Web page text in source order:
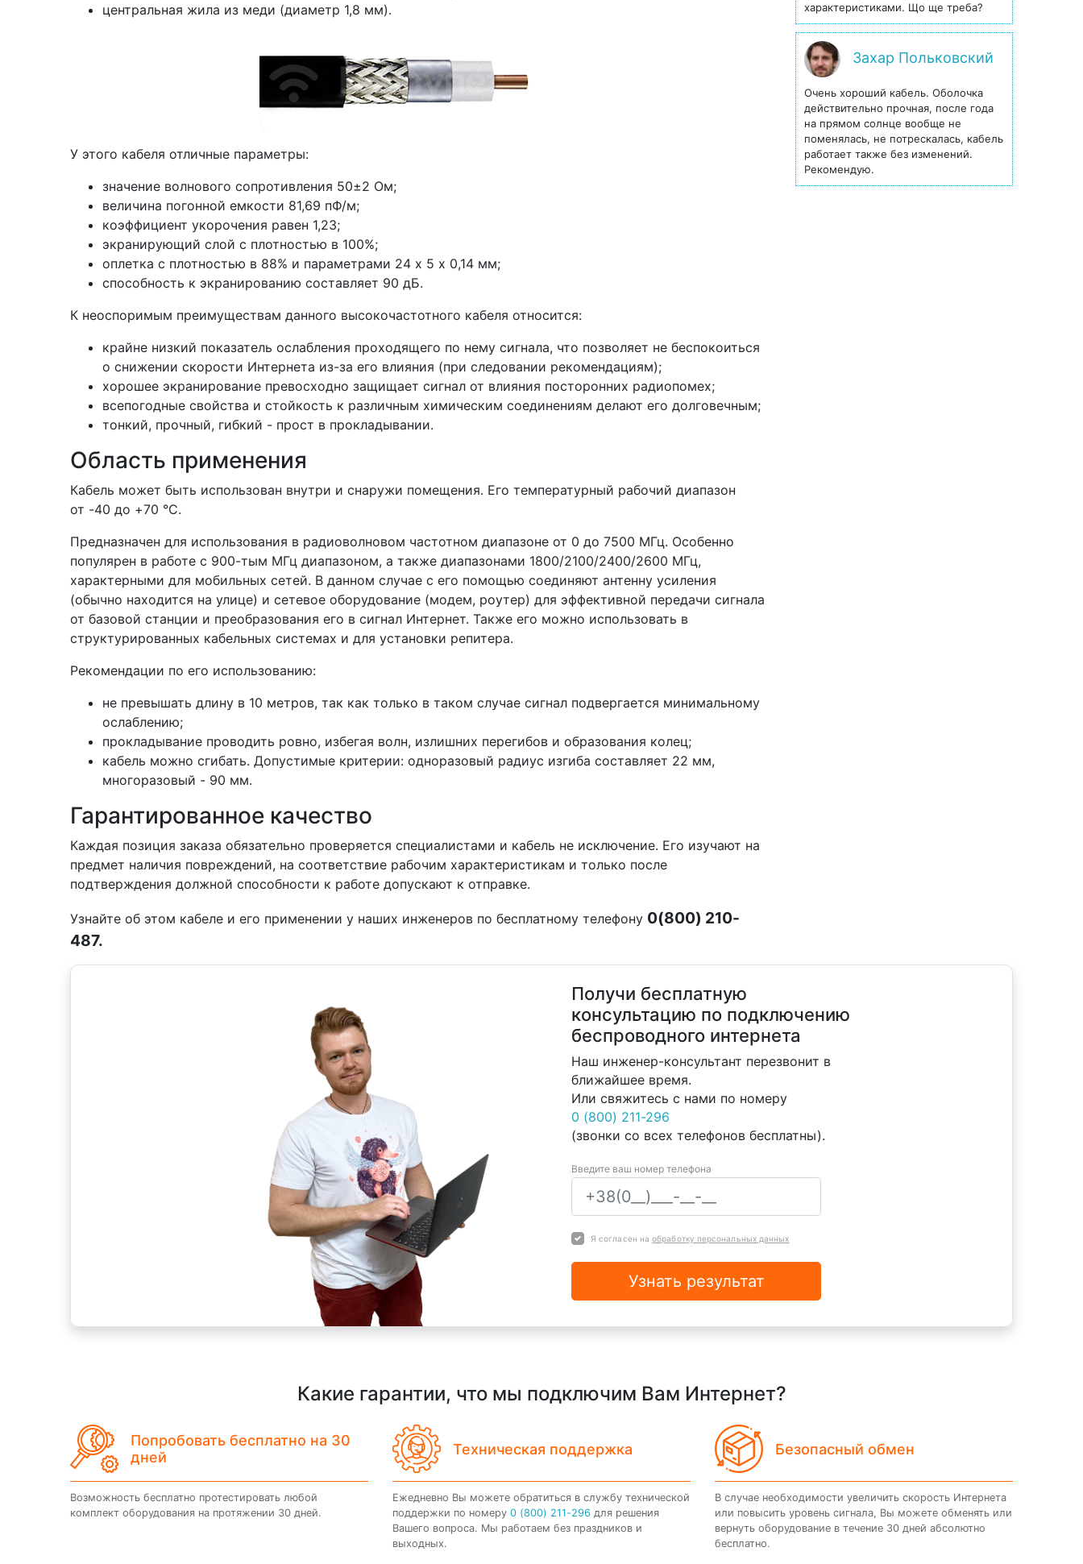
центральная жила из меди (диаметр 1,8 мм).
У этого кабеля отличные параметры:
значение волнового сопротивления 50±2 Ом;
величина погонной емкости 81,69 пФ/м;
коэффициент укорочения равен 1,23;
экранирующий слой с плотностью в 100%;
оплетка с плотностью в 88% и параметрами 24 x 5 x 0,14 мм;
способность к экранированию составляет 90 дБ.
К неоспоримым преимуществам данного высокочастотного кабеля относится:
крайне низкий показатель ослабления проходящего по нему сигнала, что позволяет не беспокоиться
о снижении скорости Интернета из-за его влияния (при следовании рекомендациям);
хорошее экранирование превосходно защищает сигнал от влияния посторонних радиопомех;
всепогодные свойства и стойкость к различным химическим соединениям делают его долговечным;
тонкий, прочный, гибкий - прост в прокладывании.
Область применения
Кабель может быть использован внутри и снаружи помещения. Его температурный рабочий диапазон
от -40 до +70 °С.
Предназначен для использования в радиоволновом частотном диапазоне от 0 до 7500 МГц. Особенно
популярен в работе с 900-тым МГц диапазоном, а также диапазонами 1800/2100/2400/2600 МГц,
характерными для мобильных сетей. В данном случае с его помощью соединяют антенну усиления
(обычно находится на улице) и сетевое оборудование (модем, роутер) для эффективной передачи сигнала
от базовой станции и преобразования его в сигнал Интернет. Также его можно использовать в
структурированных кабельных системах и для установки репитера.
Рекомендации по его использованию:
не превышать длину в 10 метров, так как только в таком случае сигнал подвергается минимальному
ослаблению;
прокладывание проводить ровно, избегая волн, излишних перегибов и образования колец;
кабель можно сгибать. Допустимые критерии: одноразовый радиус изгиба составляет 22 мм,
многоразовый - 90 мм.
Гарантированное качество
Каждая позиция заказа обязательно проверяется специалистами и кабель не исключение. Его изучают на
предмет наличия повреждений, на соответствие рабочим характеристикам и только после
подтверждения должной способности к работе допускают к отправке.
Узнайте об этом кабеле и его применении у наших инженеров по бесплатному телефону 0(800) 210-
487.
характеристиками. Що ще треба?
Захар Польковский
Очень хороший кабель. Оболочка
действительно прочная, после года
на прямом солнце вообще не
поменялась, не потрескалась, кабель
работает также без изменений.
Рекомендую.
Получи бесплатную
консультацию по подключению
беспроводного интернета
Наш инженер-консультант перезвонит в
ближайшее время.
Или свяжитесь с нами по номеру
0 (800) 211-296
(звонки со всех телефонов бесплатны).
Введите ваш номер телефона
Я согласен наобработку персональных данных
Узнать результат
Какие гарантии, что мы подключим Вам Интернет?
Попробовать бесплатно на 30
дней
Возможность бесплатно протестировать любой
комплект оборудования на протяжении 30 дней.
Техническая поддержка
Ежедневно Вы можете обратиться в службу технической
поддержки по номеру 0 (800) 211-296 для решения
Вашего вопроса. Мы работаем без праздников и
выходных.
Безопасный обмен
В случае необходимости увеличить скорость Интернета
или повысить уровень сигнала, Вы можете обменять или
вернуть оборудование в течение 30 дней абсолютно
бесплатно.